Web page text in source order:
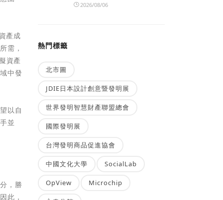
產成
需，
資產
中發
以自
並
，勝
此，
2026/08/06
熱門標籤
北市圖
JDIE日本設計創意暨發明展
世界發明智慧財產聯盟總會
國際發明展
台灣發明商品促進協會
中國文化大學 SocialLab
OpView Microchip